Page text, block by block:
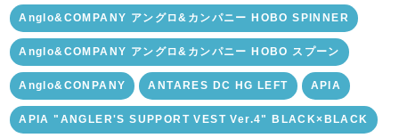
Anglo&COMPANY アングロ&カンパニー HOBO SPINNER
Anglo&COMPANY アングロ&カンパニー HOBO スプーン
Anglo&CONPANY ANTARES DC HG LEFT APIA
APIA "ANGLER'S SUPPORT VEST Ver.4" BLACK×BLACK